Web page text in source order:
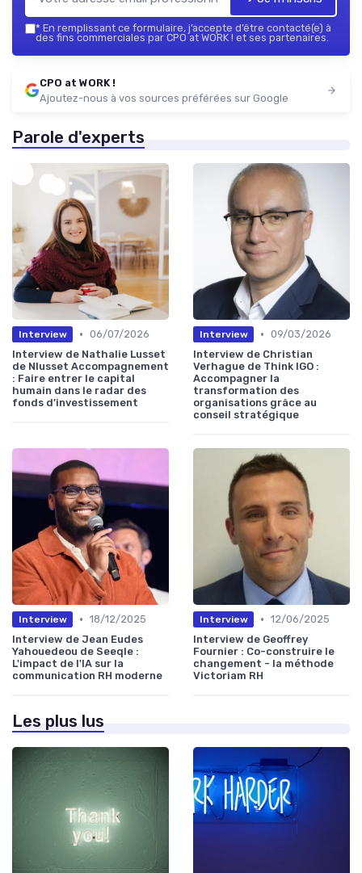
* En remplissant ce formulaire, j’accepte d’être contacté(e) à
des fins commerciales par CPO at WORK ! et ses partenaires.
CPO at WORK !
Ajoutez-nous à vos sources préférées sur Google
Parole d'experts
Interview • 06/07/2026
Interview de Nathalie Lusset
de Nlusset Accompagnement
: Faire entrer le capital
humain dans le radar des
fonds d’investissement
Interview • 09/03/2026
Interview de Christian
Verhague de Think IGO :
Accompagner la
transformation des
organisations grâce au
conseil stratégique
Interview • 18/12/2025
Interview de Jean Eudes
Yahouedeou de Seeqle :
L'impact de l'IA sur la
communication RH moderne
Interview • 12/06/2025
Interview de Geoffrey
Fournier : Co-construire le
changement - la méthode
Victoriam RH
Les plus lus